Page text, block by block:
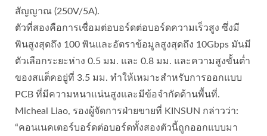
สัญญาณ (250V/5A).
ตัวที่สองคือการเชื่อมต่อบอร์ดต่อบอร์ดความเร็วสูง ซึ่งมี
พินสูงสุดถึง 100 พินและอัตราข้อมูลสูงสุดถึง 10Gbps มันมี
ตัวเลือกระยะห่าง 0.5 มม. และ 0.8 มม. และความสูงขั้นต่ำ
ของสแต็คอยู่ที่ 3.5 มม. ทำให้เหมาะสำหรับการออกแบบ
PCB ที่มีความหนาแน่นสูงและมีข้อจำกัดด้านพื้นที่.
Micheal Liao, รองผู้จัดการฝ่ายขายที่ KINSUN กล่าวว่า:
“คอนเนคเตอร์บอร์ดต่อบอร์ดทั้งสองตัวนี้ถูกออกแบบมา